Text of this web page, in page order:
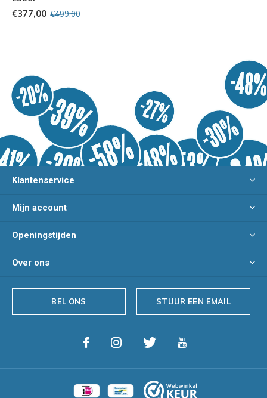
€377,00 €499,00
Klantenservice
Mijn account
Openingstijden
Over ons
BEL ONS STUUR EEN EMAIL